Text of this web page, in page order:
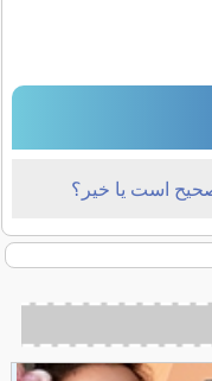
است یا خیر؟